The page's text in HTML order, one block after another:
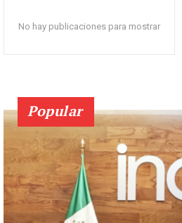
No hay publicaciones para mostrar
Popular